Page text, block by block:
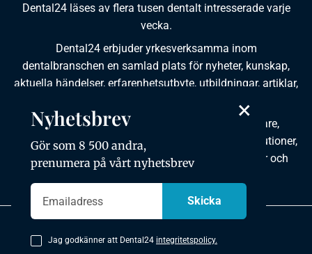
Dental24 läses av flera tusen dentalt intresserade varje
vecka.
Dental24 erbjuder yrkesverksamma inom
dentalbranschen en samlad plats för nyheter, kunskap,
aktuella händelser, erfarenhetsutbyte, utbildningar, artiklar,
Dental24 produceras i samverkan med tandläkare,
tandhygienister, tandsköterskor, tandtekniker, institutioner,
kursgivare, föreningar, organisationer, leverantörer och
Copyright © 2026 Dental24. All rights reserved.
×
Nyhetsbrev
Gör som 8 500 andra,
prenumera på vårt nyhetsbrev
Jag godkänner att Dental24 integritetspolicy.